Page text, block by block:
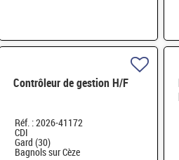
Contrôleur de gestion H/F
Réf. : 2026-41172
CDI
Gard (30)
Bagnols sur Cèze